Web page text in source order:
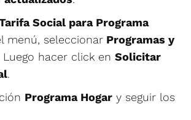
Social para Programa
menú, seleccionar Programas y
Luego hacer click en Solicitar
.
Programa Hogar y seguir los